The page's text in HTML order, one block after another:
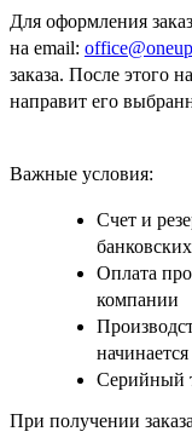
Для оформления
на email:
заказа. После этого
направит его
Важные условия:
Счет и
Оплата
компании
Серийный
При получении